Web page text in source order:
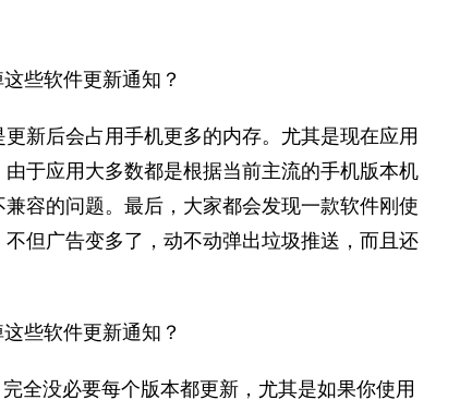
新后会占用手机更多的内存。尤其是现在应用
于应用大多数都是根据当前主流的手机版本机
容的问题。最后，大家都会发现一款软件刚使
但广告变多了，动不动弹出垃圾推送，而且还
全没必要每个版本都更新，尤其是如果你使用